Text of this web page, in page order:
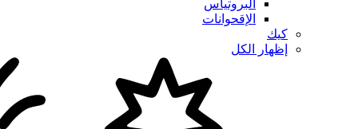
البروتياس
الإقحوانات
كيك
إظهار الكل